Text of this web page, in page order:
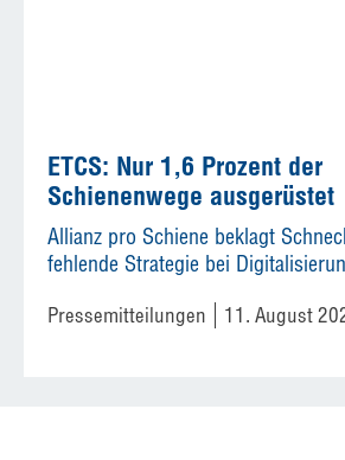
ETCS: Nur 1,6 Prozent der
Schienenwege ausgerüstet
Allianz pro Schiene beklagt
fehlende Strategie bei
Pressemitteilungen 11. August